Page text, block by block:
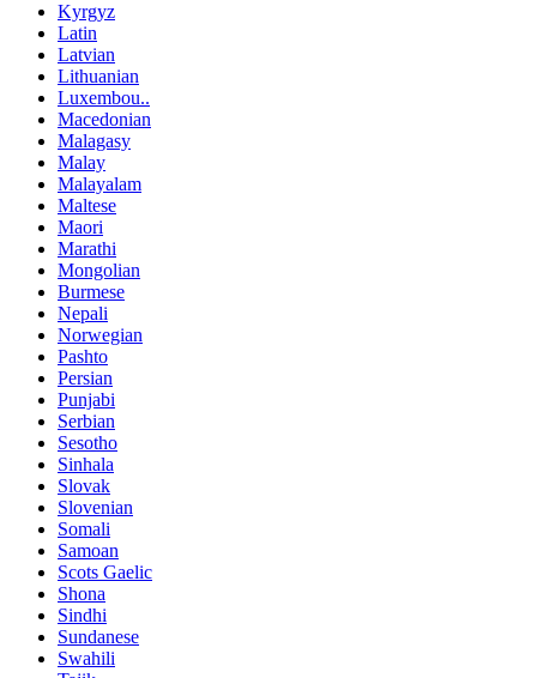
Kyrgyz
Latin
Latvian
Lithuanian
Luxembou..
Macedonian
Malagasy
Malay
Malayalam
Maltese
Maori
Marathi
Mongolian
Burmese
Nepali
Norwegian
Pashto
Persian
Punjabi
Serbian
Sesotho
Sinhala
Slovak
Slovenian
Somali
Samoan
Scots Gaelic
Shona
Sindhi
Sundanese
Swahili